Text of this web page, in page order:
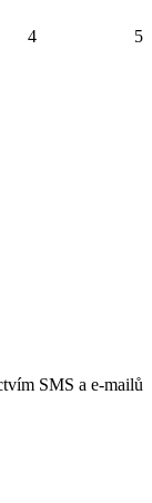
4 5
SMS a e-mailů